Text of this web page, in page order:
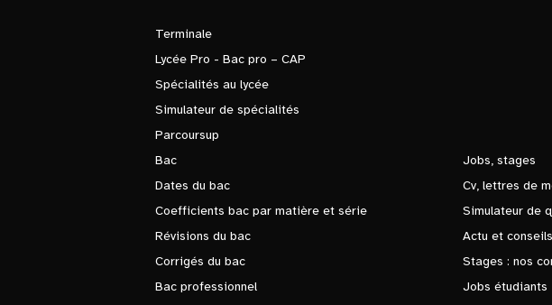
Terminale
Lycée Pro - Bac pro – CAP
Spécialités au lycée
Simulateur de spécialités
Parcoursup
Bac
Dates du bac
Coefficients bac par matière et série
Révisions du bac
Corrigés du bac
Bac professionnel
Jobs, stages
Cv, lettres de
Simulateur de
Actu et
Stages : nos
Jobs étudiants